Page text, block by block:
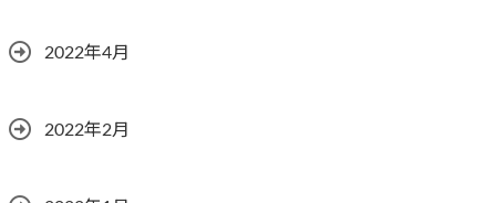
2022年4月
2022年2月